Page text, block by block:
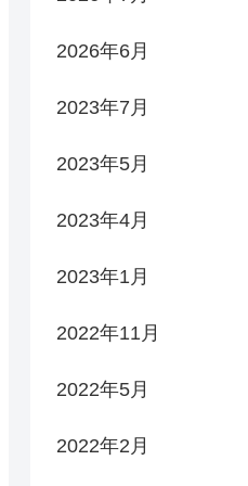
2026年6月
2023年7月
2023年5月
2023年4月
2023年1月
2022年11月
2022年5月
2022年2月